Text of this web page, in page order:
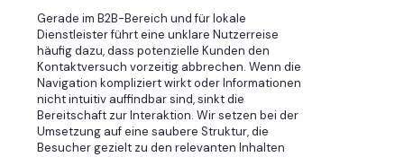
Gerade im B2B-Bereich und für lokale
Dienstleister führt eine unklare Nutzerreise
häufig dazu, dass potenzielle Kunden den
Kontaktversuch vorzeitig abbrechen. Wenn die
Navigation kompliziert wirkt oder Informationen
nicht intuitiv auffindbar sind, sinkt die
Bereitschaft zur Interaktion. Wir setzen bei der
Umsetzung auf eine saubere Struktur, die
Besucher gezielt zu den relevanten Inhalten